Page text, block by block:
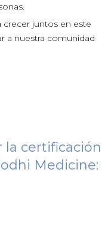
crecer juntos en este
a nuestra comunidad
la certificación
Medicine: